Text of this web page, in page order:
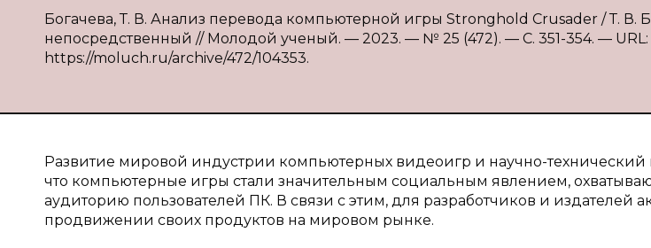
Богачева, Т. В. Анализ перевода компьютерной игры Stronghold Crusader / Т. В.
непосредственный // Молодой ученый. — 2023. — № 25 (472). — С. 351-354. — URL:
https://moluch.ru/archive/472/104353.
Развитие мировой индустрии компьютерных видеоигр и научно-технический
что компьютерные игры стали значительным социальным явлением,
аудиторию пользователей ПК. В связи с этим, для разработчиков и издателей
продвижении своих продуктов на мировом рынке.